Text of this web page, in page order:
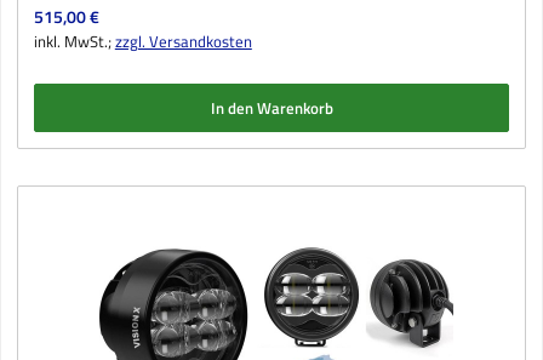
Regulärer Preis:
515,00 €
inkl. MwSt.;zzgl. Versandkosten
In den Warenkorb